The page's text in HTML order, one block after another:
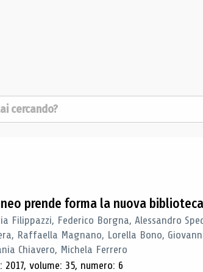
prende forma la nuova biblioteca
Filippazzi, Federico Borgna, Alessandro
Raffaella Magnano, Lorella Bono,
Chiavero, Michela Ferrero
2017, volume: 35, numero: 6